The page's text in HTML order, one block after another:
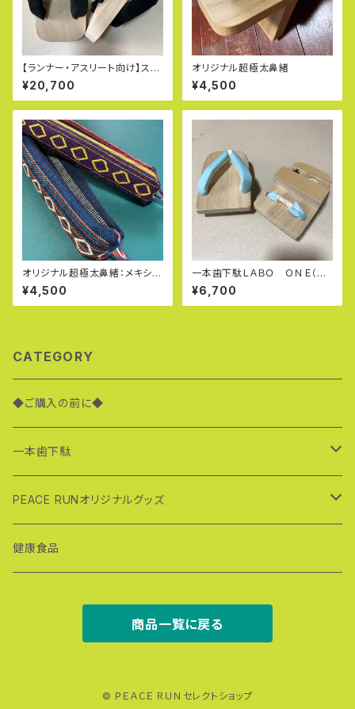
【ランナー・アスリート向け】スポ
ーツ一本歯下駄ＯＴＧー１（極太
黒鼻緒・保護ゴム付き）
¥20,700
オリジナル超極太鼻緒
¥4,500
オリジナル超極太鼻緒：メキシカ
ンドビー（完全ハンドメイド：パラ
コード使用）
¥4,500
一本歯下駄ＬＡＢＯ ＯＮＥ（ラ
ボワン）Ｓ水色＊旧名：ＧＥＴＴＡ
（ゲッタ）保護ゴム装着済み
¥6,700
CATEGORY
◆ご購入の前に◆
一本歯下駄
スポーツ一本歯下駄
ＳＨＵＧＥＮ（修験）シリーズ
GETA LABOの製品
PEACE RUNオリジナルグッズ
ＰＥＡＣＥ ＲＵＮＴシャツ
健康食品
商品一覧に戻る
© ＰＥＡＣＥ ＲＵＮセレクトショップ